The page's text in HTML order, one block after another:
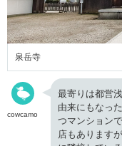
泉岳寺
cowcamo
最寄りは都営
由来にもなっ
つマンション
店もあります